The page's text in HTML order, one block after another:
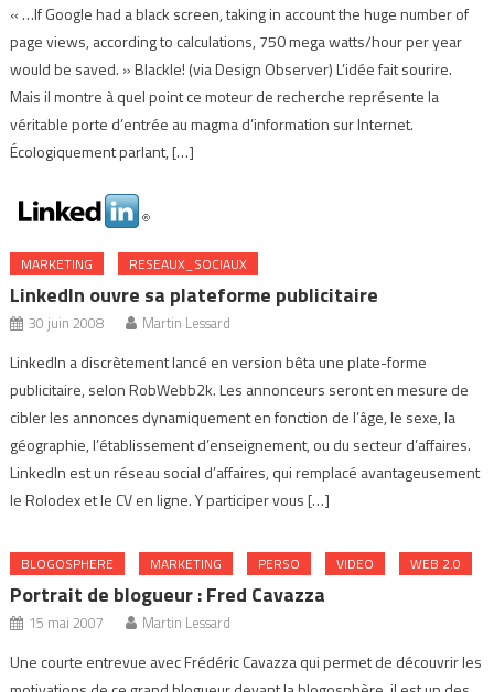
« …If Google had a black screen, taking in account the huge number of
page views, according to calculations, 750 mega watts/hour per year
would be saved. » Blackle! (via Design Observer) L’idée fait sourire.
Mais il montre à quel point ce moteur de recherche représente la
véritable porte d’entrée au magma d’information sur Internet.
Écologiquement parlant, […]
MARKETING RESEAUX_SOCIAUX
LinkedIn ouvre sa plateforme publicitaire
30 juin 2008 Martin Lessard
LinkedIn a discrètement lancé en version bêta une plate-forme
publicitaire, selon RobWebb2k. Les annonceurs seront en mesure de
cibler les annonces dynamiquement en fonction de l’âge, le sexe, la
géographie, l’établissement d’enseignement, ou du secteur d’affaires.
LinkedIn est un réseau social d’affaires, qui remplacé avantageusement
le Rolodex et le CV en ligne. Y participer vous […]
BLOGOSPHERE MARKETING PERSO VIDEO WEB 2.0
Portrait de blogueur : Fred Cavazza
15 mai 2007 Martin Lessard
Une courte entrevue avec Frédéric Cavazza qui permet de découvrir les